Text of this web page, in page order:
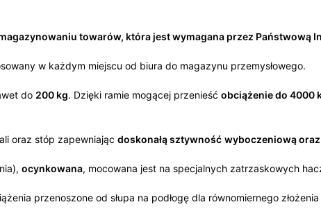
towarów, która jest wymagana przez Państwową
w każdym miejscu od biura do magazynu przemysłowego.
do 200 kg. Dzięki ramie mogącej przenieść obciążenie do 4000
oraz stóp zapewniając doskonałą sztywność wyboczeniową
ocynkowana, mocowana jest na specjalnych zatrzaskowych
przenoszone od słupa na podłogę dla równomiernego